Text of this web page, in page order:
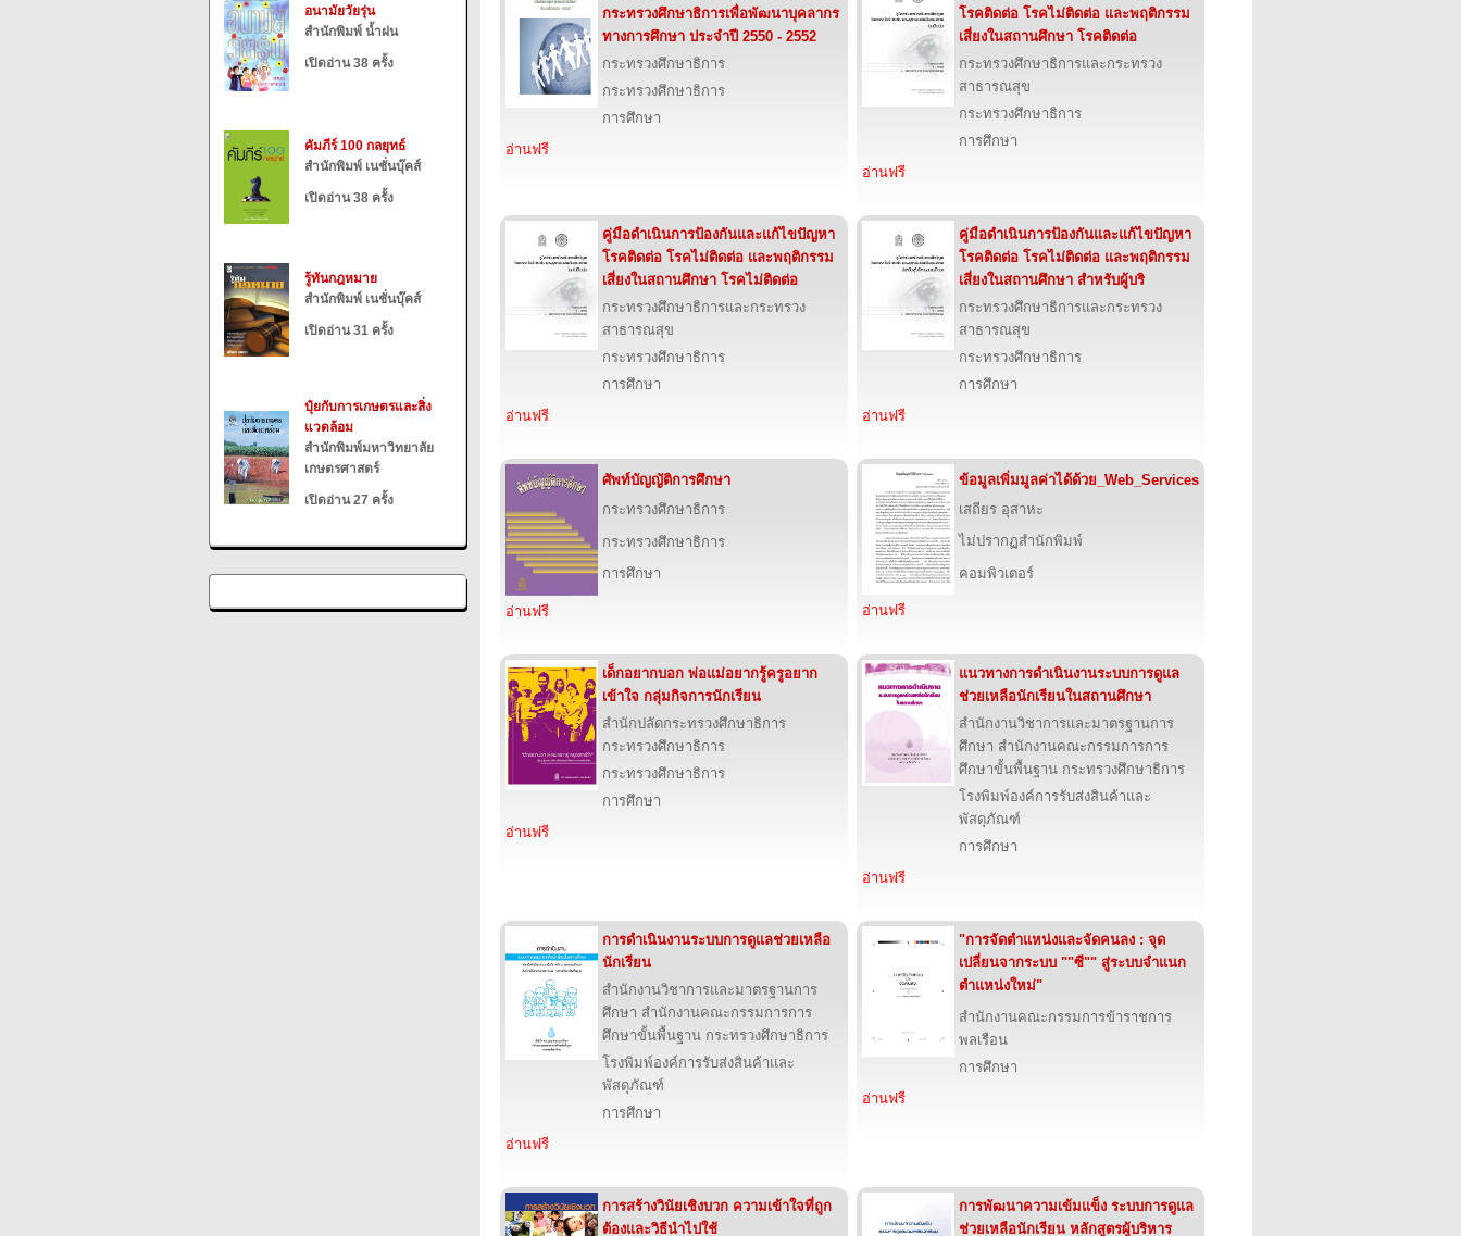
อนามัยวัยรุ่น
สำนักพิมพ์ น้ำฝน
เปิดอ่าน 38 ครั้ง
คัมภีร์ 100 กลยุทธ์
สำนักพิมพ์ เนชั่นบุ๊คส์
เปิดอ่าน 38 ครั้ง
รู้ทันกฎหมาย
สำนักพิมพ์ เนชั่นบุ๊คส์
เปิดอ่าน 31 ครั้ง
ปุ๋ยกับการเกษตรและสิ่ง
แวดล้อม
สำนักพิมพ์มหาวิทยาลัย
เกษตรศาสตร์
เปิดอ่าน 27 ครั้ง
กระทรวงศึกษาธิการเพื่อพัฒนาบุคลากร
ทางการศึกษา ประจำปี 2550 - 2552
กระทรวงศึกษาธิการ
กระทรวงศึกษาธิการ
การศึกษา
อ่านฟรี
โรคติดต่อ โรคไม่ติดต่อ และพฤติกรรม
เสี่ยงในสถานศึกษา โรคติดต่อ
กระทรวงศึกษาธิการและกระทรวง
สาธารณสุข
กระทรวงศึกษาธิการ
การศึกษา
อ่านฟรี
คู่มือดำเนินการป้องกันและแก้ไขปัญหา
โรคติดต่อ โรคไม่ติดต่อ และพฤติกรรม
เสี่ยงในสถานศึกษา โรคไม่ติดต่อ
กระทรวงศึกษาธิการและกระทรวง
สาธารณสุข
กระทรวงศึกษาธิการ
การศึกษา
อ่านฟรี
คู่มือดำเนินการป้องกันและแก้ไขปัญหา
โรคติดต่อ โรคไม่ติดต่อ และพฤติกรรม
เสี่ยงในสถานศึกษา สำหรับผู้บริ
กระทรวงศึกษาธิการและกระทรวง
สาธารณสุข
กระทรวงศึกษาธิการ
การศึกษา
อ่านฟรี
ศัพท์บัญญัติการศึกษา
กระทรวงศึกษาธิการ
กระทรวงศึกษาธิการ
การศึกษา
อ่านฟรี
ข้อมูลเพิ่มมูลค่าได้ด้วย_Web_Services
เสถียร อุสาหะ
ไม่ปรากฏสำนักพิมพ์
คอมพิวเตอร์
อ่านฟรี
เด็กอยากบอก พ่อแม่อยากรู้ครูอยาก
เข้าใจ กลุ่มกิจการนักเรียน
สำนักปลัดกระทรวงศึกษาธิการ
กระทรวงศึกษาธิการ
กระทรวงศึกษาธิการ
การศึกษา
อ่านฟรี
แนวทางการดำเนินงานระบบการดูแล
ช่วยเหลือนักเรียนในสถานศึกษา
สำนักงานวิชาการและมาตรฐานการ
ศึกษา สำนักงานคณะกรรมการการ
ศึกษาขั้นพื้นฐาน กระทรวงศึกษาธิการ
โรงพิมพ์องค์การรับส่งสินค้าและ
พัสดุภัณฑ์
การศึกษา
อ่านฟรี
การดำเนินงานระบบการดูแลช่วยเหลือ
นักเรียน
สำนักงานวิชาการและมาตรฐานการ
ศึกษา สำนักงานคณะกรรมการการ
ศึกษาขั้นพื้นฐาน กระทรวงศึกษาธิการ
โรงพิมพ์องค์การรับส่งสินค้าและ
พัสดุภัณฑ์
การศึกษา
อ่านฟรี
"การจัดตำแหน่งและจัดคนลง : จุด
เปลี่ยนจากระบบ ""ซี"" สู่ระบบจำแนก
ตำแหน่งใหม่"
สำนักงานคณะกรรมการข้าราชการ
พลเรือน
การศึกษา
อ่านฟรี
การสร้างวินัยเชิงบวก ความเข้าใจที่ถูก
ต้องและวิธีนำไปใช้
การพัฒนาความเข้มแข็ง ระบบการดูแล
ช่วยเหลือนักเรียน หลักสูตรผู้บริหาร